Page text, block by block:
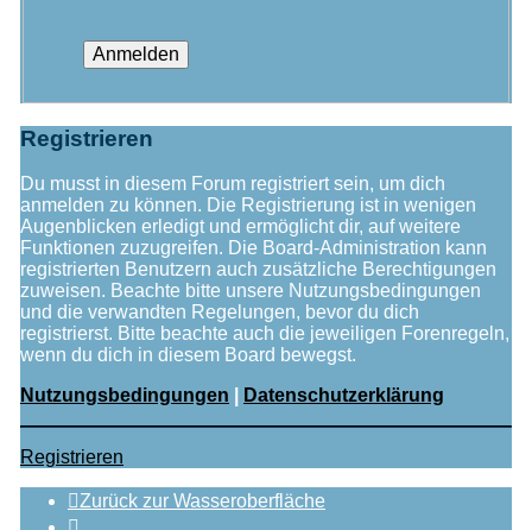
Registrieren
Du musst in diesem Forum registriert sein, um dich
anmelden zu können. Die Registrierung ist in wenigen
Augenblicken erledigt und ermöglicht dir, auf weitere
Funktionen zuzugreifen. Die Board-Administration kann
registrierten Benutzern auch zusätzliche Berechtigungen
zuweisen. Beachte bitte unsere Nutzungsbedingungen
und die verwandten Regelungen, bevor du dich
registrierst. Bitte beachte auch die jeweiligen Forenregeln,
wenn du dich in diesem Board bewegst.
Nutzungsbedingungen
Datenschutzerklärung
Registrieren
Zurück zur Wasseroberfläche